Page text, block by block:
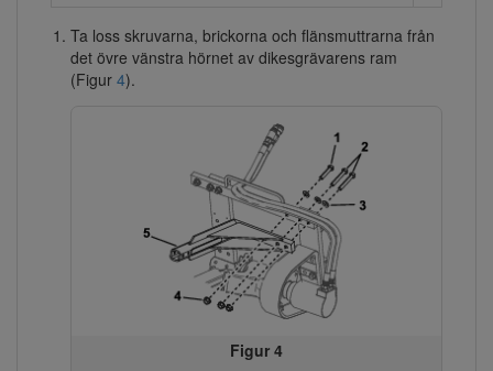
Ta loss skruvarna, brickorna och flänsmuttrarna från
det övre vänstra hörnet av dikesgrävarens ram
(Figur 4).
Figur 4